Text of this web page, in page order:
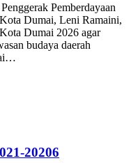
Pemberdayaan
Dumai, Leni Ramaini,
Dumai 2026 agar
budaya daerah
20206